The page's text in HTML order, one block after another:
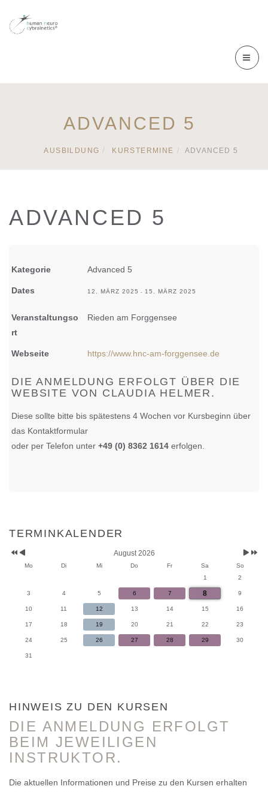
ADVANCED 5
AUSBILDUNG KURSTERMINE ADVANCED 5
ADVANCED 5
Kategorie Advanced 5
Dates 12. MÄRZ 2025 -15. MÄRZ 2025
Veranstaltungso
rt
Rieden am Forggensee
Webseite https://www.hnc-am-forggensee.de
DIE ANMELDUNG ERFOLGT ÜBER DIE
WEBSITE VON CLAUDIA HELMER.
Diese sollte bitte bis spätestens 4 Wochen vor Kursbeginn über
das Kontaktformular
oder per Telefon unter+49 (0) 8362 1614 erfolgen.
TERMINKALENDER
JahrMonat
August 2026
Mo Di Mi Do Fr Sa
So
1
2
3 4 5 6 7 8 9
10 11 12 13 14 15 16
17 18 19 20 21 22 23
24 25 26 27 28 29 30
31
HINWEIS ZU DEN KURSEN
DIE ANMELDUNG ERFOLGT
BEIM JEWEILIGEN
INSTRUKTOR.
Die aktuellen Informationen und Preise zu den Kursen erhalten